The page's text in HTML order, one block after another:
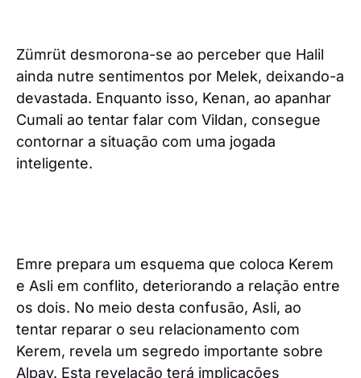
Zümrüt desmorona-se ao perceber que Halil
ainda nutre sentimentos por Melek, deixando-a
devastada. Enquanto isso, Kenan, ao apanhar
Cumali ao tentar falar com Vildan, consegue
contornar a situação com uma jogada
inteligente.
Emre prepara um esquema que coloca Kerem
e Asli em conflito, deteriorando a relação entre
os dois. No meio desta confusão, Asli, ao
tentar reparar o seu relacionamento com
Kerem, revela um segredo importante sobre
Alpay. Esta revelação terá implicações